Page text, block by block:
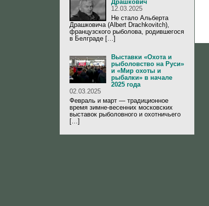
Драшкович
12.03.2025
Не стало Альберта
Драшковича (Albert Drachkovitch),
французского рыболова, родившегося
в Белграде […]
Выставки «Охота и
рыболовство на Руси»
и «Мир охоты и
рыбалки» в начале
2025 года
02.03.2025
Февраль и март — традиционное
время зимне-весенних московских
выставок рыболовного и охотничьего
[…]